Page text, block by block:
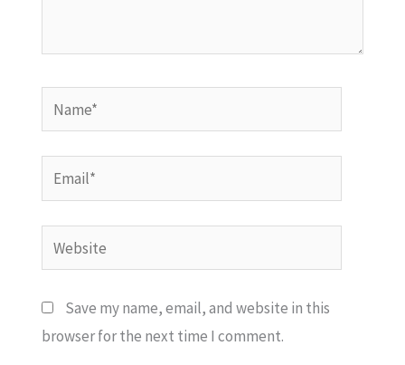
Name*
Email*
Website
Save my name, email, and website in this
browser for the next time I comment.